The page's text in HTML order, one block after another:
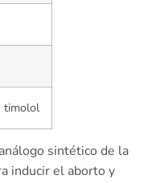
timolol
sintético de la
inducir el aborto y